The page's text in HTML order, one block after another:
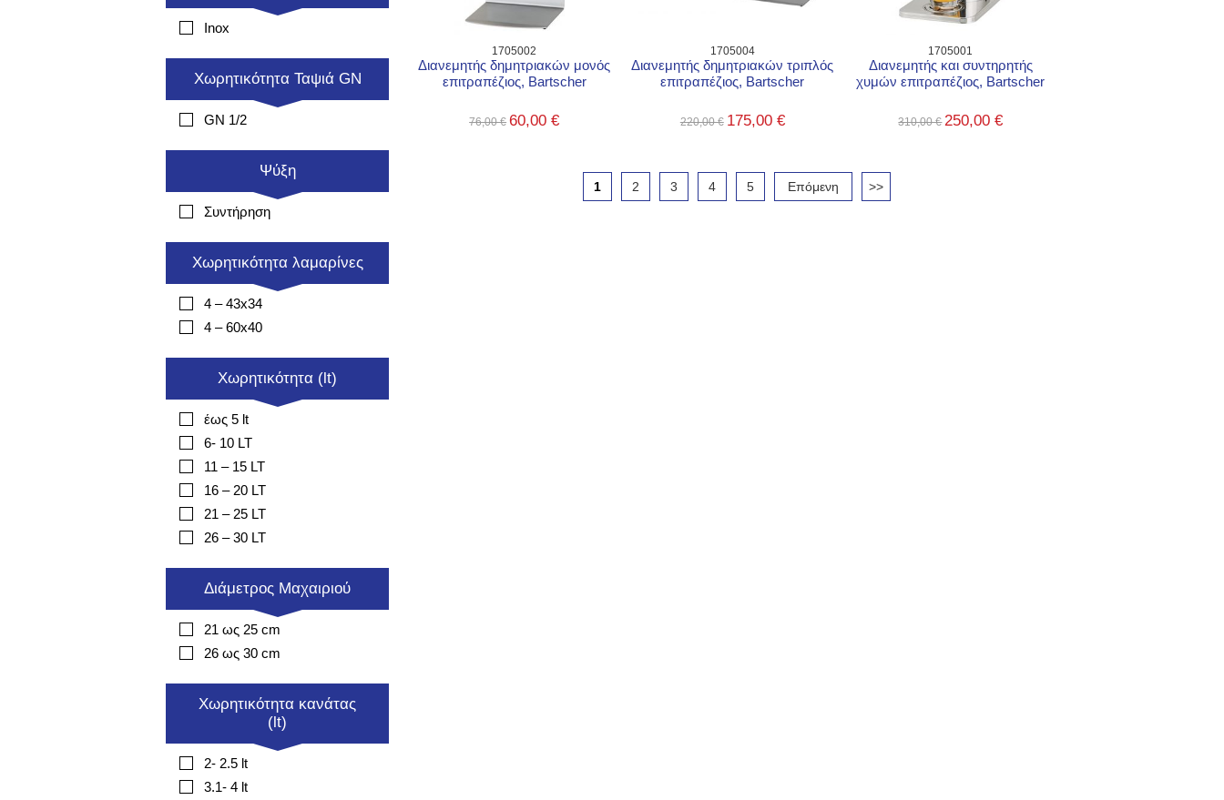
1705002
Διανεμητής δημητριακών μονός
επιτραπέζιος, Bartscher
76,00 € 60,00 €
1705004
Διανεμητής δημητριακών τριπλός
επιτραπέζιος, Bartscher
220,00 € 175,00 €
1705001
Διανεμητής και συντηρητής
χυμών επιτραπέζιος, Bartscher
310,00 € 250,00 €
1 2 3 4 5 Επόμενη >>
Inox
Χωρητικότητα Ταψιά GN
GN 1/2
Ψύξη
Συντήρηση
Χωρητικότητα λαμαρίνες
4 – 43x34
4 – 60x40
Χωρητικότητα (lt)
έως 5 lt
6- 10 LT
11 – 15 LT
16 – 20 LT
21 – 25 LT
26 – 30 LT
Διάμετρος Μαχαιριού
21 ως 25 cm
26 ως 30 cm
Χωρητικότητα κανάτας
(lt)
2- 2.5 lt
3.1- 4 lt